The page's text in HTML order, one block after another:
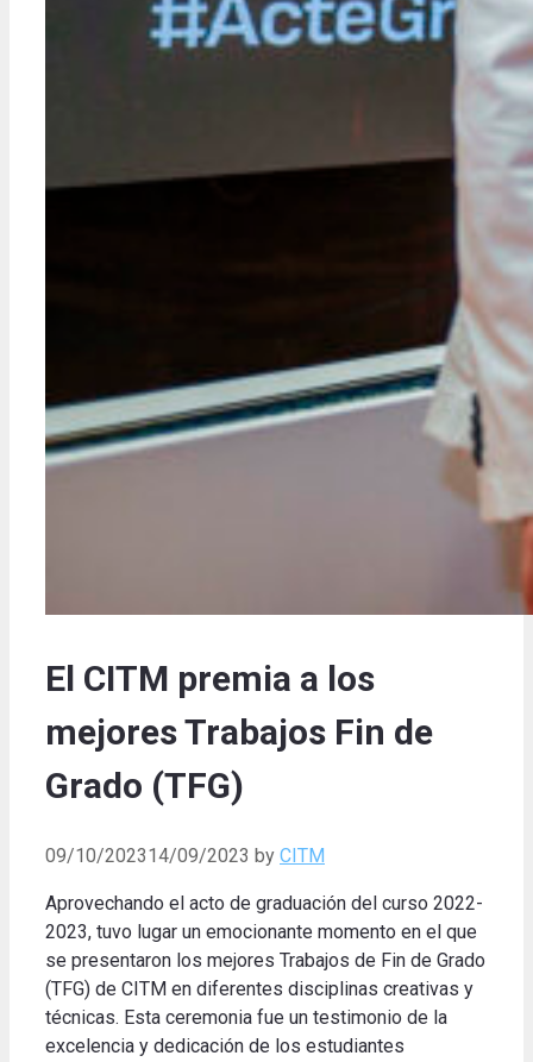
El CITM premia a los
mejores Trabajos Fin de
Grado (TFG)
09/10/202314/09/2023 by CITM
Aprovechando el acto de graduación del curso 2022-
2023, tuvo lugar un emocionante momento en el que
se presentaron los mejores Trabajos de Fin de Grado
(TFG) de CITM en diferentes disciplinas creativas y
técnicas. Esta ceremonia fue un testimonio de la
excelencia y dedicación de los estudiantes